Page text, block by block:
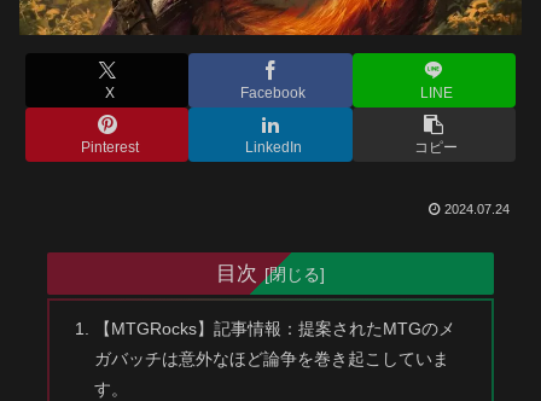
X Facebook LINE
Pinterest LinkedIn コピー
2024.07.24
目次
【MTGRocks】記事情報：提案されたMTGのメ
ガバッチは意外なほど論争を巻き起こしていま
す。